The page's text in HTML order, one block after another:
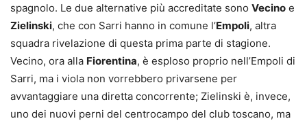
spagnolo. Le due alternative più accreditate sono Vecino e
Zielinski, che con Sarri hanno in comune l’Empoli, altra
squadra rivelazione di questa prima parte di stagione.
Vecino, ora alla Fiorentina, è esploso proprio nell’Empoli di
Sarri, ma i viola non vorrebbero privarsene per
avvantaggiare una diretta concorrente; Zielinski è, invece,
uno dei nuovi perni del centrocampo del club toscano, ma